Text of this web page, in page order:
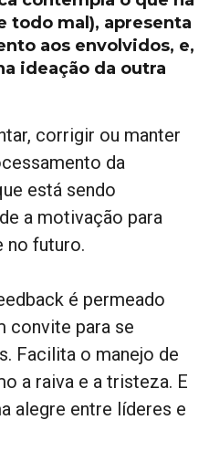
todo mal), apresenta
aos envolvidos, e,
ideação da outra
corrigir ou manter
da
está sendo
a motivação para
no futuro.
é permeado
convite para se
Facilita o manejo de
a raiva e a tristeza. E
alegre entre líderes e